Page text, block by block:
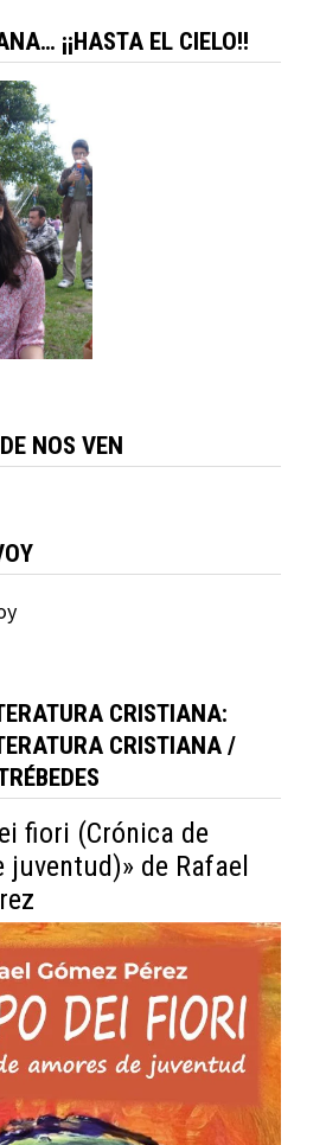
¡¡HASTA EL CIELO!!
NOS VEN
CRISTIANA:
CRISTIANA /
fiori (Crónica de
juventud)» de Rafael